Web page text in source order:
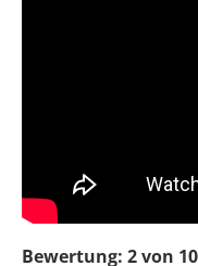
Bewertung: 2 von